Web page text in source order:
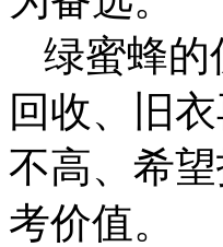
绿蜜蜂的
回收、旧
不高、希
考价值。